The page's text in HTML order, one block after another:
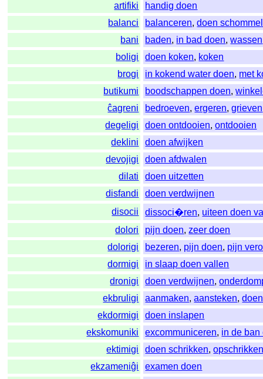
artifiki
handig doen
balanci
balanceren,doen
bani
baden, in bad doen,wassen
boligi
doen koken, koken
brogi
in kokend water doen, met
butikumi
boodschappen doen,
ĉagreni
bedroeven,ergeren,grieven
degeligi
doen ontdooien,ontdooien
deklini
doen afwijken
devojigi
doen afdwalen
dilati
doen uitzetten
disfandi
doen verdwijnen
disocii
dissoci�ren, uiteen doen
dolori
pijn doen,zeer doen
dolorigi
bezeren, pijn doen, pijn
dormigi
in slaap doen vallen
dronigi
doen verdwijnen,
ekbruligi
aanmaken,aansteken,
ekdormigi
doen inslapen
ekskomuniki
excommuniceren, in de ban
ektimigi
doen schrikken,
ekzameniĝi
examen doen